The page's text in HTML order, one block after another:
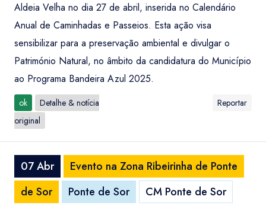
Aldeia Velha no dia 27 de abril, inserida no Calendário
Anual de Caminhadas e Passeios. Esta ação visa
sensibilizar para a preservação ambiental e divulgar o
Património Natural, no âmbito da candidatura do Município
ao Programa Bandeira Azul 2025.
ok
Detalhe & notícia
original
Reportar
07 Abr
Evento na Zona Ribeirinha de Ponte
de Sor
Ponte de Sor CM Ponte de Sor